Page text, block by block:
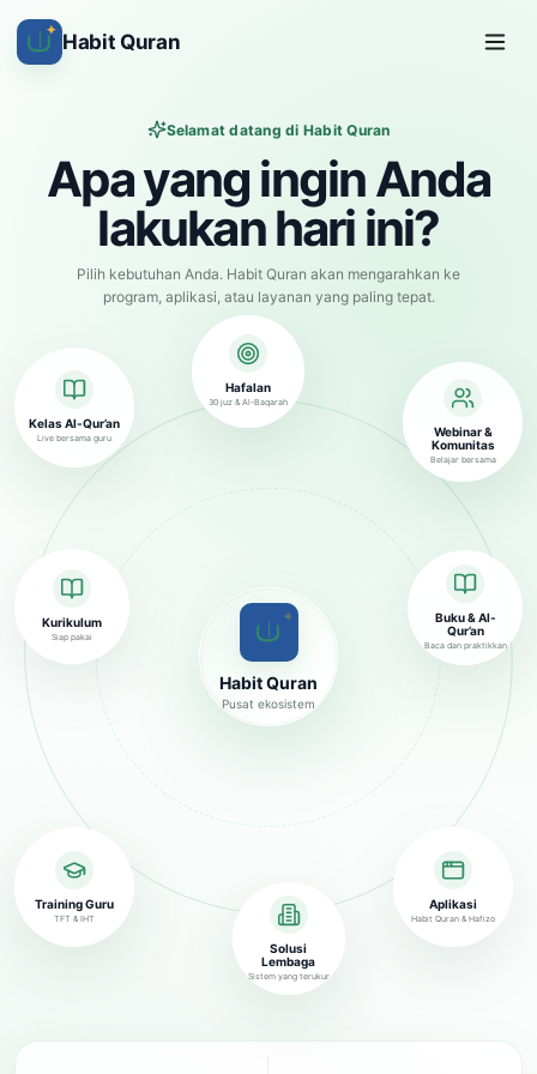
✦ Habit Quran
Selamat datang di Habit Quran
Apa yang ingin Anda
lakukan hari ini?
Pilih kebutuhan Anda. Habit Quran akan mengarahkan ke
program, aplikasi, atau layanan yang paling tepat.
✦
Habit Quran
Pusat ekosistem
Kelas Al-Qur’an
Live bersama guru
Hafalan
30 juz & Al-Baqarah
Buku & Al-
Qur’an
Baca dan praktikkan
Training Guru
TFT & IHT
Solusi
Lembaga
Sistem yang terukur
Kurikulum
Siap pakai
Aplikasi
Habit Quran & Hafizo
Webinar &
Komunitas
Belajar bersama